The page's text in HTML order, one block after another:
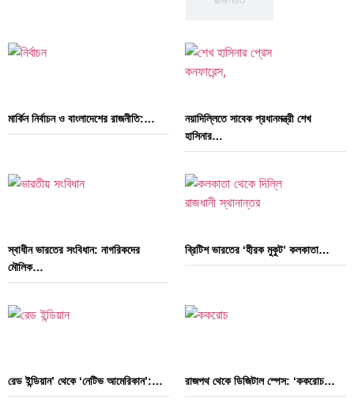
মার্কিন নির্বাচন ও বাংলাদেশের রাজনীতি:…
নয়াদিল্লিতে সাবেক প্রধানমন্ত্রী শেখ
হাসিনার…
স্বাধীন ভারতের সংবিধান: নাগরিকদের
মৌলিক…
ব্রিটিশ ভারতের ‘হীরক মুকুট’ কলকাতা…
রেড ইন্ডিয়ান’ থেকে ‘নেটিভ আমেরিকান’:… রাজপথ থেকে ডিজিটাল স্পেস: ‘ককরোচ…